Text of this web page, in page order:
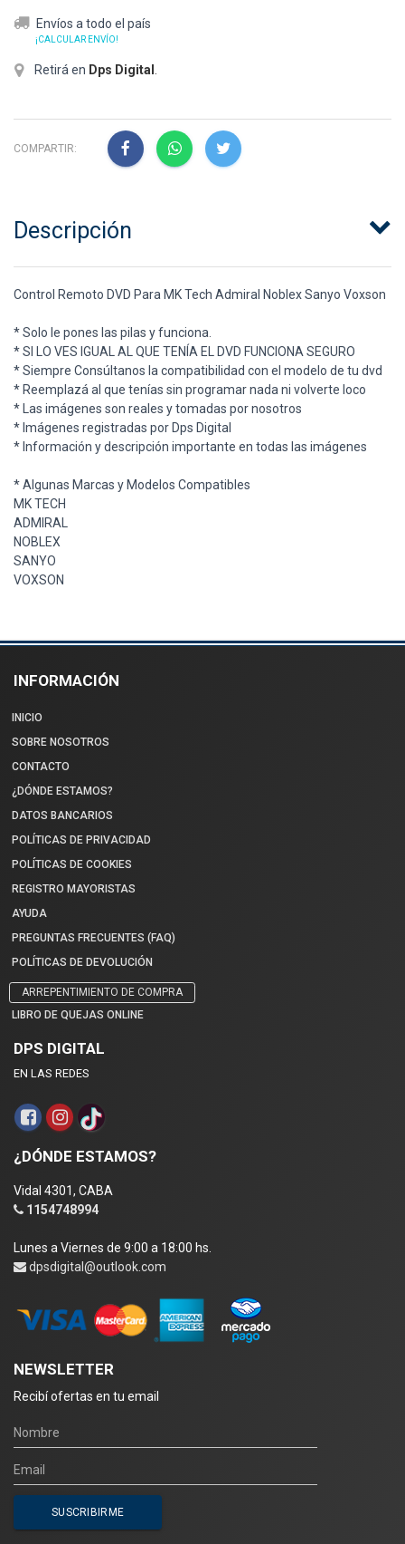
Envíos a todo el país
¡CALCULAR ENVÍO!
Retirá en Dps Digital
COMPARTIR:
Descripción
Control Remoto DVD Para MK Tech Admiral Noblex Sanyo Voxson
* Solo le pones las pilas y funciona.
* SI LO VES IGUAL AL QUE TENÍA EL DVD FUNCIONA SEGURO
* Siempre Consúltanos la compatibilidad con el modelo de tu dvd
* Reemplazá al que tenías sin programar nada ni volverte loco
* Las imágenes son reales y tomadas por nosotros
* Imágenes registradas por Dps Digital
* Información y descripción importante en todas las imágenes
* Algunas Marcas y Modelos Compatibles
MK TECH
ADMIRAL
NOBLEX
SANYO
VOXSON
INFORMACIÓN
INICIO
SOBRE NOSOTROS
CONTACTO
¿DÓNDE ESTAMOS?
DATOS BANCARIOS
POLÍTICAS DE PRIVACIDAD
POLÍTICAS DE COOKIES
REGISTRO MAYORISTAS
AYUDA
PREGUNTAS FRECUENTES (FAQ)
POLÍTICAS DE DEVOLUCIÓN
ARREPENTIMIENTO DE COMPRA
LIBRO DE QUEJAS ONLINE
DPS DIGITAL
EN LAS REDES
¿DÓNDE ESTAMOS?
Vidal 4301, CABA
1154748994
Lunes a Viernes de 9:00 a 18:00 hs.
dpsdigital@outlook.com
NEWSLETTER
Recibí ofertas en tu email